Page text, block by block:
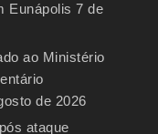
Eunápolis 7 de
ao Ministério
de 2026
ataque